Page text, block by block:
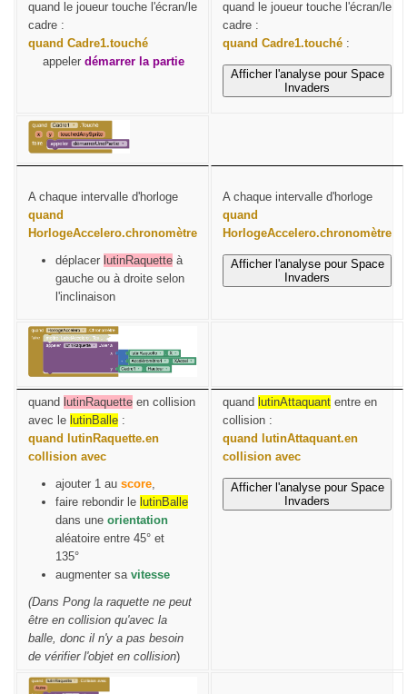
quand le joueur touche l'écran/le
cadre :
quand Cadre1.touché
appeler démarrer la partie
quand le joueur touche l'écran/le
cadre :
quand Cadre1.touché :
Afficher l'analyse pour Space
Invaders
A chaque intervalle d'horloge
quand
HorlogeAccelero.chronomètre
déplacer lutinRaquette à
gauche ou à droite selon
l'inclinaison
A chaque intervalle d'horloge
quand
HorlogeAccelero.chronomètre
Afficher l'analyse pour Space
Invaders
quand lutinRaquette en collision
avec le lutinBalle :
quand lutinRaquette.en
collision avec
ajouter 1 au score,
faire rebondir le lutinBalle
dans une orientation
aléatoire entre 45° et
135°
augmenter sa vitesse
(Dans Pong la raquette ne peut
être en collision qu'avec la
balle, donc il n'y a pas besoin
de vérifier l'objet en collision)
quand lutinAttaquant entre en
collision :
quand lutinAttaquant.en
collision avec
Afficher l'analyse pour Space
Invaders